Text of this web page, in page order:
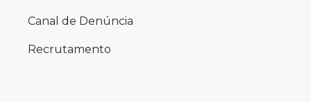
Canal de Denúncia
Recrutamento